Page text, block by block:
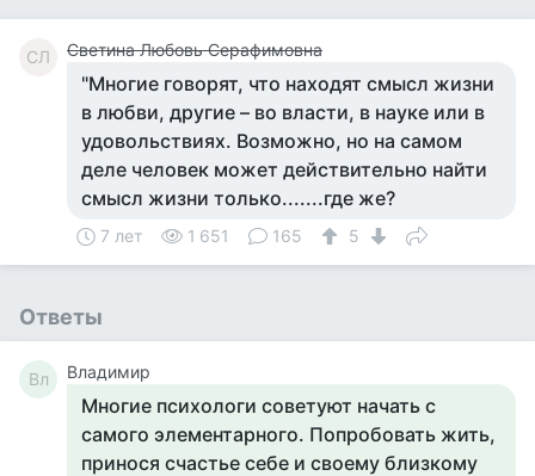
СЛ Светина Любовь Серафимовна
"Многие говорят, что находят смысл жизни
в любви, другие – во власти, в науке или в
удовольствиях. Возможно, но на самом
деле человек может действительно найти
смысл жизни только.......где же?
7 лет 1 651 165 5
Ответы
Вл Владимир
Многие психологи советуют начать с
самого элементарного. Попробовать жить,
принося счастье себе и своему близкому